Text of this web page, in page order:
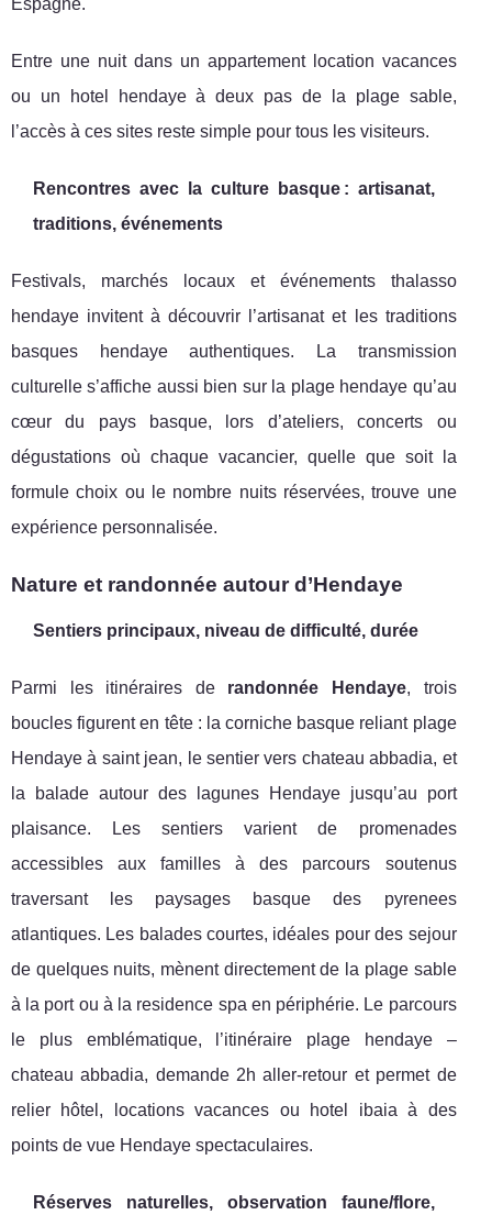
Entre une nuit dans un appartement location vacances
ou un hotel hendaye à deux pas de la plage sable,
l’accès à ces sites reste simple pour tous les visiteurs.
Rencontres avec la culture basque : artisanat,
traditions, événements
Festivals, marchés locaux et événements thalasso
hendaye invitent à découvrir l’artisanat et les traditions
basques hendaye authentiques. La transmission
culturelle s’affiche aussi bien sur la plage hendaye qu’au
cœur du pays basque, lors d’ateliers, concerts ou
dégustations où chaque vacancier, quelle que soit la
formule choix ou le nombre nuits réservées, trouve une
expérience personnalisée.
Nature et randonnée autour d’Hendaye
Sentiers principaux, niveau de difficulté, durée
Parmi les itinéraires de randonnée Hendaye, trois
boucles figurent en tête : la corniche basque reliant plage
Hendaye à saint jean, le sentier vers chateau abbadia, et
la balade autour des lagunes Hendaye jusqu’au port
plaisance. Les sentiers varient de promenades
accessibles aux familles à des parcours soutenus
traversant les paysages basque des pyrenees
atlantiques. Les balades courtes, idéales pour des sejour
de quelques nuits, mènent directement de la plage sable
à la port ou à la residence spa en périphérie. Le parcours
le plus emblématique, l’itinéraire plage hendaye –
chateau abbadia, demande 2h aller-retour et permet de
relier hôtel, locations vacances ou hotel ibaia à des
points de vue Hendaye spectaculaires.
Réserves naturelles, observation faune/flore,